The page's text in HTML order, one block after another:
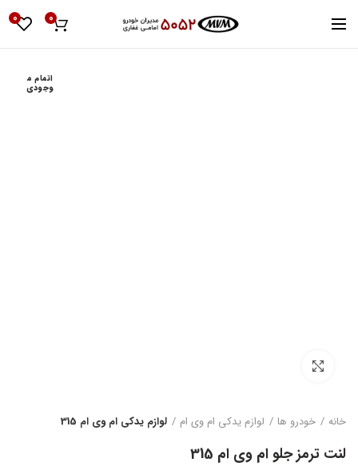
0
0
اتمام م
وجودی
خانه خودرو ها لوازم یدکی ام وی ام لوازم یدکی ام وی ام 315
لنت ترمز جلو ام وی ام 315